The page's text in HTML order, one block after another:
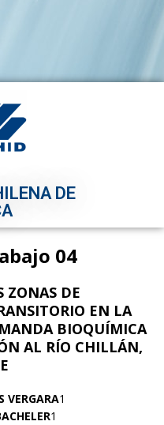
DE
04
ZONAS DE
EN LA
BIOQUÍMICA
AL RÍO CHILLÁN,
VERGARA1
1